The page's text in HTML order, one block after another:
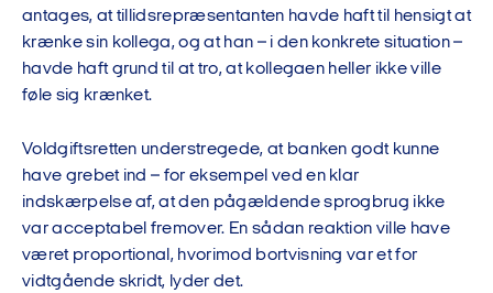
antages, at tillidsrepræsentanten havde haft til hensigt at
krænke sin kollega, og at han – i den konkrete situation –
havde haft grund til at tro, at kollegaen heller ikke ville
føle sig krænket.
Voldgiftsretten understregede, at banken godt kunne
have grebet ind – for eksempel ved en klar
indskærpelse af, at den pågældende sprogbrug ikke
var acceptabel fremover. En sådan reaktion ville have
været proportional, hvorimod bortvisning var et for
vidtgående skridt, lyder det.